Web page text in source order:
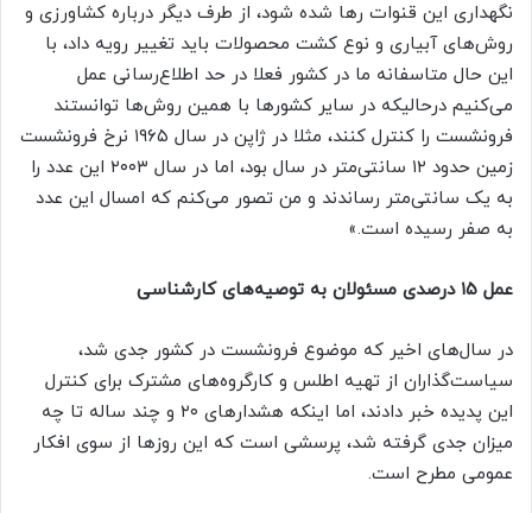
نگهداری این قنوات رها شده شود، از طرف دیگر درباره کشاورزی و
روش‌های آبیاری و نوع کشت محصولات باید تغییر رویه داد، با
این حال متاسفانه ما در کشور فعلا در حد اطلاع‌رسانی عمل
می‌کنیم درحالیکه در سایر کشور‌ها با همین روش‌ها توانستند
فرونشست را کنترل کنند، مثلا در ژاپن در سال ۱۹۶۵ نرخ فرونشست
زمین حدود ۱۲ سانتی‌متر در سال بود، اما در سال ۲۰۰۳ این عدد را
به یک سانتی‌متر رساندند و من تصور می‌کنم که امسال این عدد
به صفر رسیده است.»
عمل ۱۵ درصدی مسئولان به توصیه‌های کارشناسی
در سال‌های اخیر که موضوع فرونشست در کشور جدی شد،
سیاست‌گذاران از تهیه اطلس و کارگروه‌های مشترک برای کنترل
این پدیده خبر دادند، اما اینکه هشدار‌های ۲۰ و چند ساله تا چه
میزان جدی گرفته شد، پرسشی است که این روز‌ها از سوی افکار
عمومی مطرح است.